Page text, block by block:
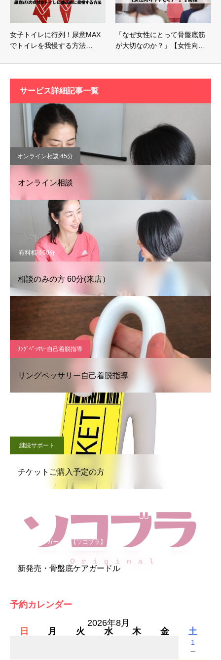
女子トイレに行列！尿意MAX
でトイレを我慢する方法…
「なぜ女性にとって骨盤底筋
が大切なのか？」【女性向…
サービス詳細記事一覧
オンライン相談 45分
オンライン相談
有料相談60分
相談のみの方 60分(来店）
ﾘﾝｸﾞﾍﾟｯｻﾘｰ自己着脱指導
リングペッサリー自己着脱指導
継続サポート
チケットご購入予定の方
骨盤底ケアガードル【ソコブラ】
新発売・骨盤底ケアガードル
予約カレンダー
2026年8月
日
月 火 水 木 金 土
1
－